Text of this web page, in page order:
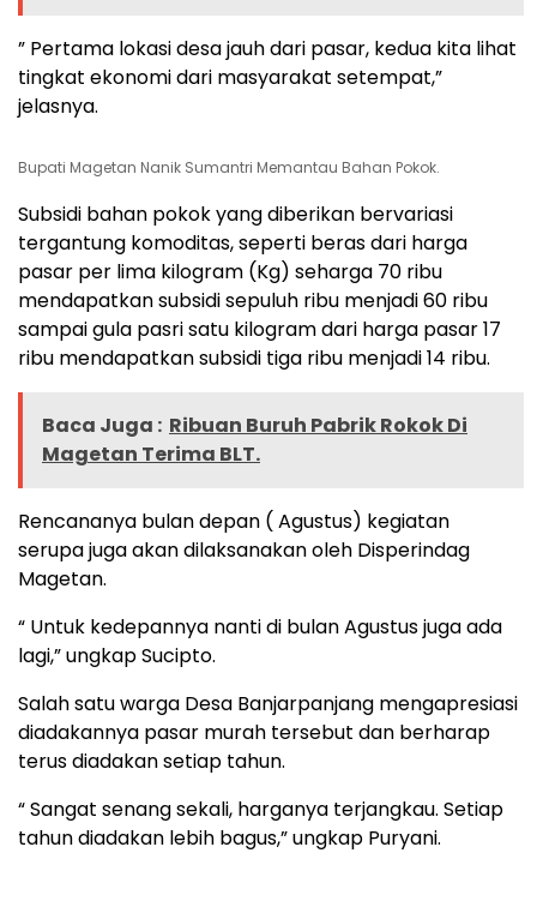
” Pertama lokasi desa jauh dari pasar, kedua kita lihat
tingkat ekonomi dari masyarakat setempat,”
jelasnya.
Bupati Magetan Nanik Sumantri Memantau Bahan Pokok.
Subsidi bahan pokok yang diberikan bervariasi
tergantung komoditas, seperti beras dari harga
pasar per lima kilogram (Kg) seharga 70 ribu
mendapatkan subsidi sepuluh ribu menjadi 60 ribu
sampai gula pasri satu kilogram dari harga pasar 17
ribu mendapatkan subsidi tiga ribu menjadi 14 ribu.
Baca Juga : Ribuan Buruh Pabrik Rokok Di
Magetan Terima BLT.
Rencananya bulan depan ( Agustus) kegiatan
serupa juga akan dilaksanakan oleh Disperindag
Magetan.
“ Untuk kedepannya nanti di bulan Agustus juga ada
lagi,” ungkap Sucipto.
Salah satu warga Desa Banjarpanjang mengapresiasi
diadakannya pasar murah tersebut dan berharap
terus diadakan setiap tahun.
“ Sangat senang sekali, harganya terjangkau. Setiap
tahun diadakan lebih bagus,” ungkap Puryani.